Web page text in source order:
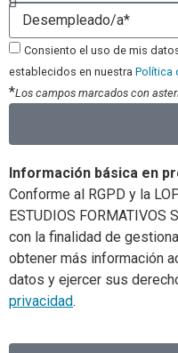
Consiento el uso de mis
establecidos en nuestra Política
*Los campos marcados con
Información básica en
Conforme al RGPD y la
ESTUDIOS
con la finalidad de
obtener más información
datos y ejercer sus
privacidad.